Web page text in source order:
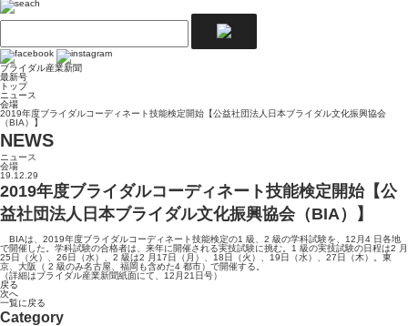
ブライダル産業新聞
最新号
トップ
ニュース
会場
2019年度ブライダルコーディネート技能検定開始【公益社団法人日本ブライダル文化振興協会
（BIA）】
NEWS
ニュース
会場
19.12.29
2019年度ブライダルコーディネート技能検定開始【公
益社団法人日本ブライダル文化振興協会（BIA）】
BIAは、2019年度ブライダルコーディネート技能検定の1 級、2 級の学科試験を、12月4 日各地
で開催した。学科試験の合格者は、来年に開催される実技試験に挑む。1 級の実技試験の日程は2 月
25日（火）、26日（水）、2 級は2 月17日（月）、18日（火）、19日（水）、27日（木）。東
京、大阪（ 2 級のみ名古屋、福岡も含めた4 都市）で開催する。
（詳細はブライダル産業新聞紙面にて、12月21日号）
戻る
次へ
一覧に戻る
Category